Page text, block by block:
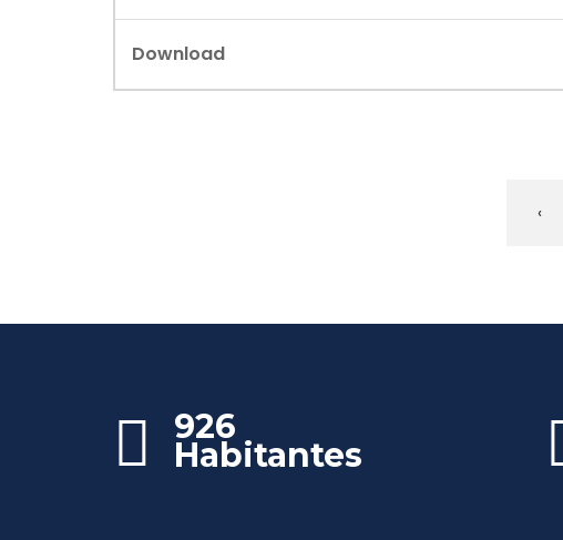
Download
‹
926
Habitantes